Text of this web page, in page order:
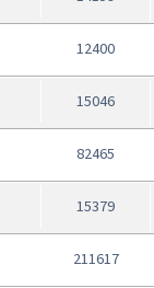
12400
15046
82465
15379
211617